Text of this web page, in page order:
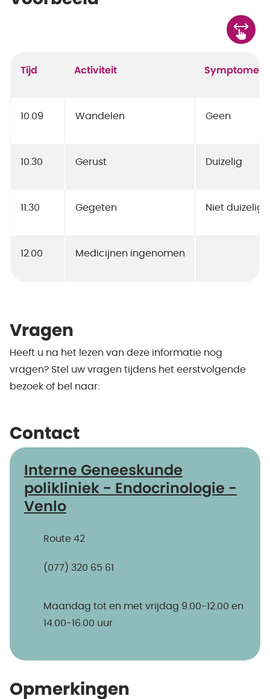
Tijd Activiteit Symptomen
10.09 Wandelen Geen
10.30 Gerust Duizelig
11.30 Gegeten Niet duizelig
12.00 Medicijnen ingenomen
Vragen
Heeft u na het lezen van deze informatie nog
vragen? Stel uw vragen tijdens het eerstvolgende
bezoek of bel naar:
Contact
Interne Geneeskunde
polikliniek - Endocrinologie -
Venlo
Route 42
(077) 320 65 61
Maandag tot en met vrijdag 9.00-12.00 en
14.00-16.00 uur
Opmerkingen